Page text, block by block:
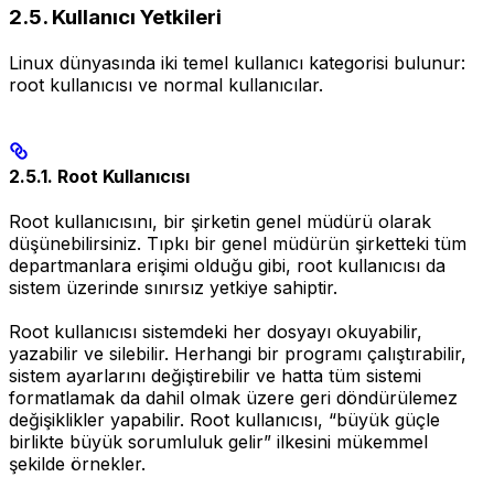
2.5. Kullanıcı Yetkileri
Linux dünyasında iki temel kullanıcı kategorisi bulunur:
root kullanıcısı ve normal kullanıcılar.
2.5.1. Root Kullanıcısı
Root kullanıcısını, bir şirketin genel müdürü olarak
düşünebilirsiniz. Tıpkı bir genel müdürün şirketteki tüm
departmanlara erişimi olduğu gibi, root kullanıcısı da
sistem üzerinde sınırsız yetkiye sahiptir.
Root kullanıcısı sistemdeki her dosyayı okuyabilir,
yazabilir ve silebilir. Herhangi bir programı çalıştırabilir,
sistem ayarlarını değiştirebilir ve hatta tüm sistemi
formatlamak da dahil olmak üzere geri döndürülemez
değişiklikler yapabilir. Root kullanıcısı, “büyük güçle
birlikte büyük sorumluluk gelir” ilkesini mükemmel
şekilde örnekler.